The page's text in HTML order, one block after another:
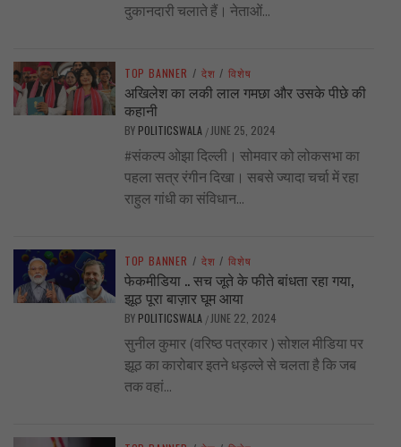
दुकानदारी चलाते हैं। नेताओं...
TOP BANNER / देश / विशेष
अखिलेश का लकी लाल गमछा और उसके पीछे की
कहानी
BY POLITICSWALA / JUNE 25, 2024
#संकल्प ओझा दिल्ली। सोमवार को लोकसभा का
पहला सत्र रंगीन दिखा। सबसे ज्यादा चर्चा में रहा
राहुल गांधी का संविधान...
TOP BANNER / देश / विशेष
फेकमीडिया .. सच जूते के फीते बांधता रहा गया,
झूठ पूरा बाज़ार घूम आया
BY POLITICSWALA / JUNE 22, 2024
सुनील कुमार (वरिष्ठ पत्रकार ) सोशल मीडिया पर
झूठ का कारोबार इतने धड़ल्ले से चलता है कि जब
तक वहां...